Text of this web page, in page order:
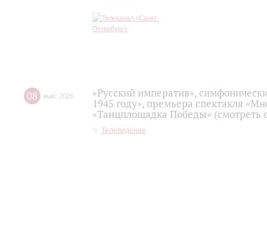
08 мая 2026
«Русский императив»,
1945 году», премьера спектакля
«Танцплощадка Победы»
Телевидение